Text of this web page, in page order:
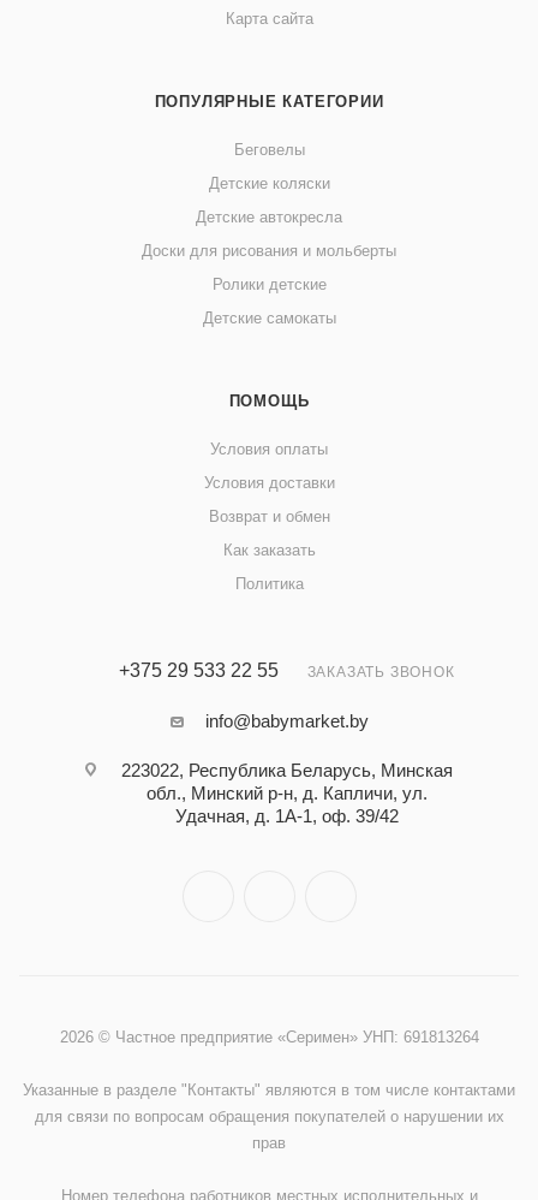
Карта сайта
ПОПУЛЯРНЫЕ КАТЕГОРИИ
Беговелы
Детские коляски
Детские автокресла
Доски для рисования и мольберты
Ролики детские
Детские самокаты
ПОМОЩЬ
Условия оплаты
Условия доставки
Возврат и обмен
Как заказать
Политика
+375 29 533 22 55 ЗАКАЗАТЬ ЗВОНОК
info@babymarket.by
223022, Республика Беларусь, Минская
обл., Минский р-н, д. Капличи, ул.
Удачная, д. 1А-1, оф. 39/42
2026 © Частное предприятие «Серимен» УНП: 691813264
Указанные в разделе "Контакты" являются в том числе контактами
для связи по вопросам обращения покупателей о нарушении их
прав
Номер телефона работников местных исполнительных и